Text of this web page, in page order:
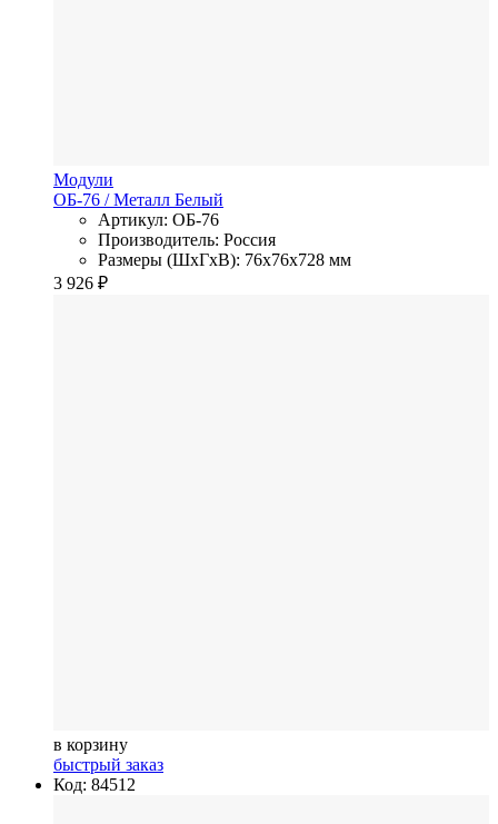
Модули
ОБ-76 / Металл Белый
Артикул: ОБ-76
Производитель: Россия
Размеры (ШхГхВ): 76x76x728 мм
3 926 ₽
в корзину
быстрый заказ
Код: 84512